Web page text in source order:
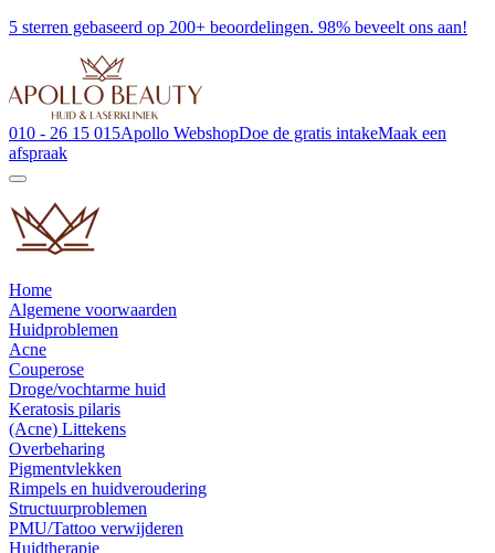
5 sterren gebaseerd op 200+ beoordelingen. 98% beveelt ons aan!
010 - 26 15 015Apollo WebshopDoe de gratis intakeMaak een
afspraak
Home
Algemene voorwaarden
Huidproblemen
Acne
Couperose
Droge/vochtarme huid
Keratosis pilaris
(Acne) Littekens
Overbeharing
Pigmentvlekken
Rimpels en huidveroudering
Structuurproblemen
PMU/Tattoo verwijderen
Huidtherapie